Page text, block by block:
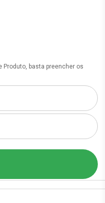
Produto, basta preencher os